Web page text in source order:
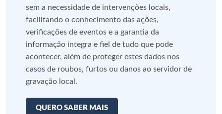
sem a necessidade de intervenções locais,
facilitando o conhecimento das ações,
verificações de eventos e a garantia da
informação íntegra e fiel de tudo que pode
acontecer, além de proteger estes dados nos
casos de roubos, furtos ou danos ao servidor de
gravação local.
QUERO SABER MAIS